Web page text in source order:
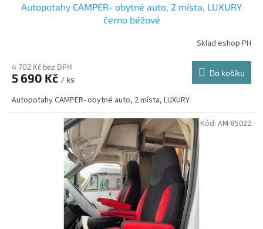
Autopotahy CAMPER- obytné auto, 2 místa, LUXURY
černo béžové
Sklad eshop PH
4 702 Kč bez DPH
5 690 Kč / ks
Do košíku
Autopotahy CAMPER- obytné auto, 2 místa, LUXURY
Kód: AM-85022